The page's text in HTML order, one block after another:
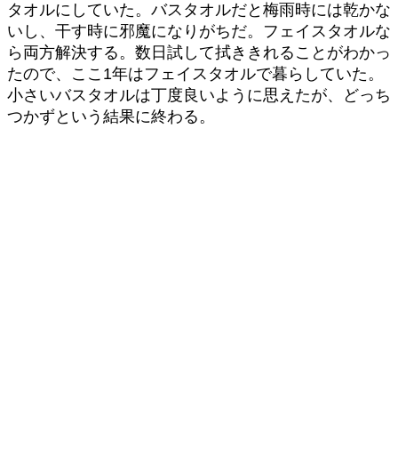
タオルにしていた。バスタオルだと梅雨時には乾かな
いし、干す時に邪魔になりがちだ。フェイスタオルな
ら両方解決する。数日試して拭ききれることがわかっ
たので、ここ1年はフェイスタオルで暮らしていた。
小さいバスタオルは丁度良いように思えたが、どっち
つかずという結果に終わる。